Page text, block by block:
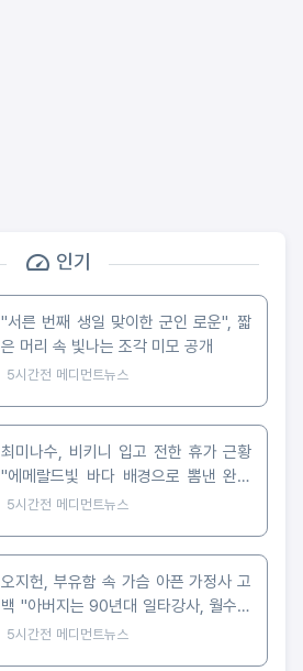
인기
"서른 번째 생일 맞이한 군인 로운", 짧
은 머리 속 빛나는 조각 미모 공개
5시간전 메디먼트뉴스
최미나수, 비키니 입고 전한 휴가 근황
"에메랄드빛 바다 배경으로 뽐낸 완벽
피지컬"
5시간전 메디먼트뉴스
오지헌, 부유함 속 가슴 아픈 가정사 고
백 "아버지는 90년대 일타강사, 월수입
5천만 원"
5시간전 메디먼트뉴스